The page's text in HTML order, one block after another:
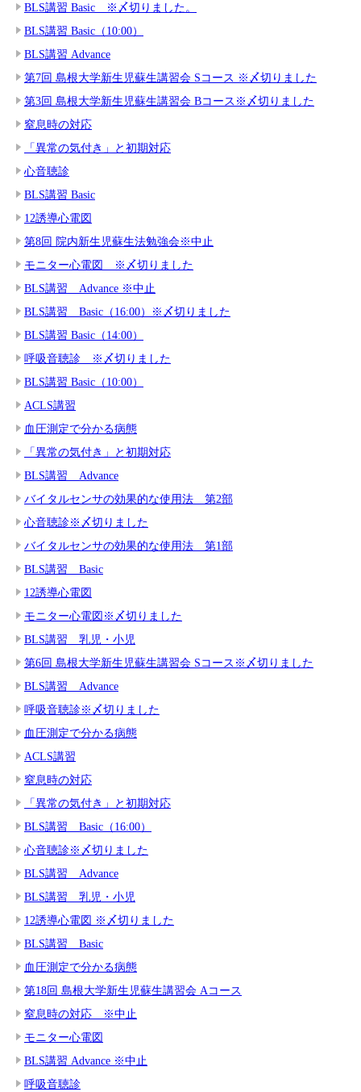
BLS講習 Basic ※〆切りました。
BLS講習 Basic（10:00）
BLS講習 Advance
第7回 島根大学新生児蘇生講習会 Sコース ※〆切りました
第3回 島根大学新生児蘇生講習会 Bコース※〆切りました
窒息時の対応
「異常の気付き」と初期対応
心音聴診
BLS講習 Basic
12誘導心電図
第8回 院内新生児蘇生法勉強会※中止
モニター心電図 ※〆切りました
BLS講習 Advance ※中止
BLS講習 Basic（16:00）※〆切りました
BLS講習 Basic（14:00）
呼吸音聴診 ※〆切りました
BLS講習 Basic（10:00）
ACLS講習
血圧測定で分かる病態
「異常の気付き」と初期対応
BLS講習 Advance
バイタルセンサの効果的な使用法 第2部
心音聴診※〆切りました
バイタルセンサの効果的な使用法 第1部
BLS講習 Basic
12誘導心電図
モニター心電図※〆切りました
BLS講習 乳児・小児
第6回 島根大学新生児蘇生講習会 Sコース※〆切りました
BLS講習 Advance
呼吸音聴診※〆切りました
血圧測定で分かる病態
ACLS講習
窒息時の対応
「異常の気付き」と初期対応
BLS講習 Basic（16:00）
心音聴診※〆切りました
BLS講習 Advance
BLS講習 乳児・小児
12誘導心電図 ※〆切りました
BLS講習 Basic
血圧測定で分かる病態
第18回 島根大学新生児蘇生講習会 Aコース
窒息時の対応 ※中止
モニター心電図
BLS講習 Advance ※中止
呼吸音聴診